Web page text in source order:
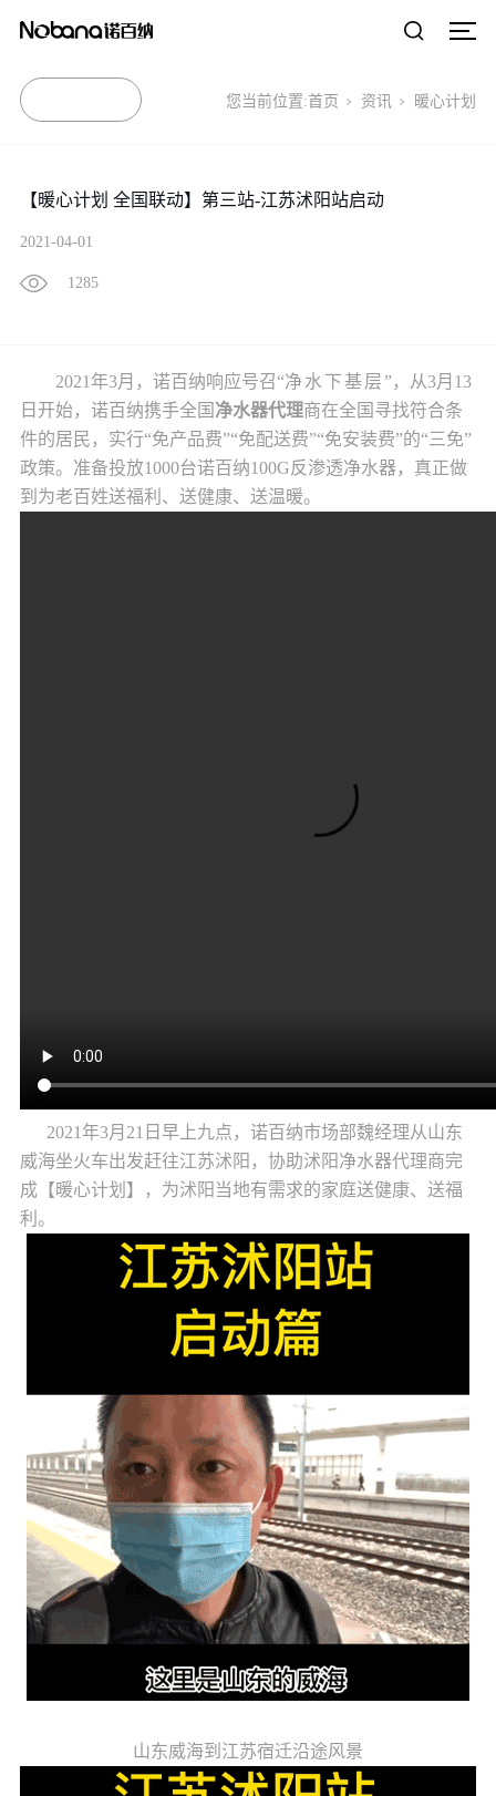
您当前位置:首页 资讯 暖心计划
【暖心计划 全国联动】第三站-江苏沭阳站启动
2021-04-01
1285
2021年3月，诺百纳响应号召“净水下基层 ”，从3月13
日开始，诺百纳携手全国 净水器代理商在全国寻找符合条
件的居民，实行“免产品费”“免配送费”“免安装费”的“三免”
政策。准备投放1000台诺百纳100G反渗透净水器 ，真正做
到为老百姓送福利、送健康、送温暖。
2021年3月21日早上九点，诺百纳市场部魏经理从山东
威海坐火车出发赶往江苏沭阳，协助沭阳净水器代理商完
成【暖心计划】，为沭阳当地有需求的家庭送健康、送福
利。
山东威海到江苏宿迁沿途风景